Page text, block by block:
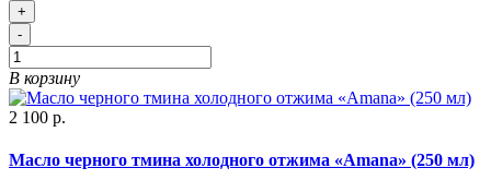
+
-
В корзину
2 100 р.
Масло черного тмина холодного отжима «Amana» (250 мл)